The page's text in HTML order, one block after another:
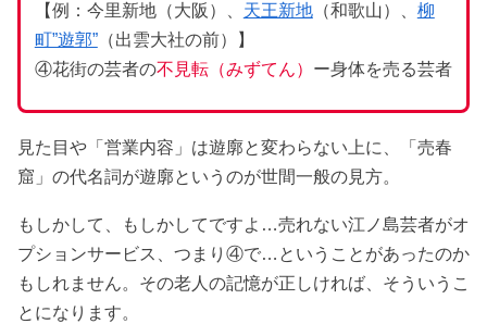
【例：今里新地（大阪）、 天王新地（和歌山）、 柳
町”遊郭”（出雲大社の前）】
④花街の芸者の不見転（みずてん） ー身体を売る芸者
見た目や「営業内容」は遊廓と変わらない上に、「売春
窟」の代名詞が遊廓というのが世間一般の見方。
もしかして、もしかしてですよ…売れない江ノ島芸者がオ
プションサービス、つまり④で…ということがあったのか
もしれません。その老人の記憶が正しければ、そういうこ
とになります。